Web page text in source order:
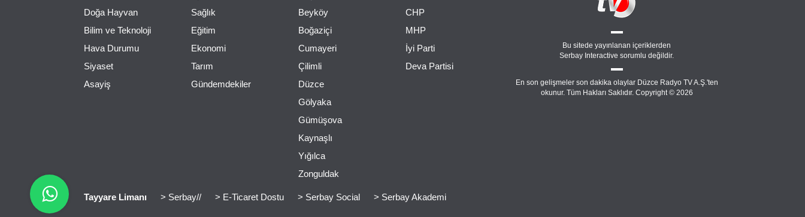
Doğa Hayvan
Bilim ve Teknoloji
Hava Durumu
Siyaset
Asayiş
Sağlık
Eğitim
Ekonomi
Tarım
Gündemdekiler
Beyköy
Boğaziçi
Cumayeri
Çilimli
Düzce
Gölyaka
Gümüşova
Kaynaşlı
Yığılca
Zonguldak
CHP
MHP
İyi Parti
Deva Partisi
Bu sitede yayınlanan içeriklerden
Serbay Interactive sorumlu değildir.
En son gelişmeler son dakika olaylar Düzce Radyo TV A.Ş.'ten
okunur. Tüm Hakları Saklıdır. Copyright © 2026
Tayyare Limanı > Serbay// > E-Ticaret Dostu > Serbay Social > Serbay Akademi